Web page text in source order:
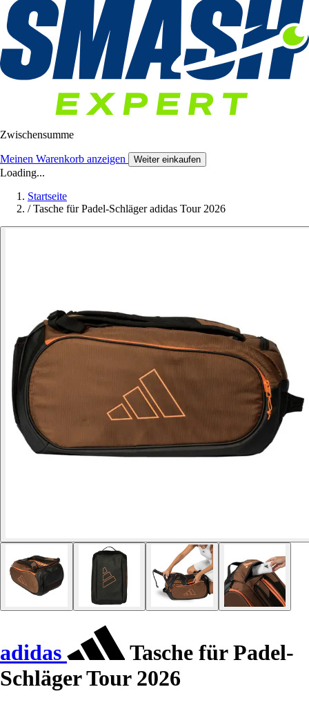
Zwischensumme
Meinen Warenkorb anzeigen Weiter einkaufen
Loading...
Startseite
/ Tasche für Padel-Schläger adidas Tour 2026
adidas
Tasche für Padel-
Schläger Tour 2026